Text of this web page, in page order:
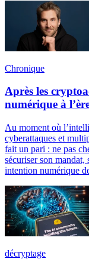
Chronique
Après les
numérique à
Au moment où
cyberattaques et
fait un pari : ne pas
sécuriser son
intention numérique
décryptage